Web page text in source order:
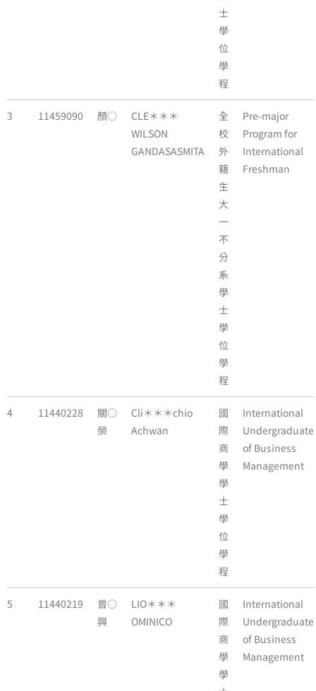
士
學
位
學
程
3 11459090 顏○
CLE＊＊＊
WILSON
GANDASASMITA
全
校
外
籍
生
大
一
不
分
系
學
士
學
位
學
程
Pre-major
Program for
International
Freshman
4 11440228
關○
榮
Cli＊＊＊chio
Achwan
國
際
商
學
學
士
學
位
學
程
International
Undergraduate
of Business
Management
5 11440219
曾○
興
LIO＊＊＊
OMINICO
國
際
商
學
學
International
Undergraduate
of Business
Management